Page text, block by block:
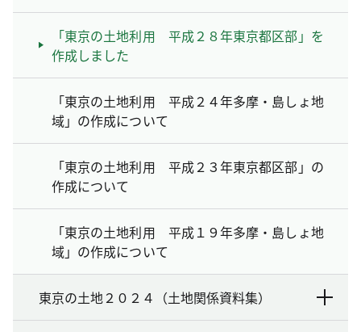
「東京の土地利用 平成２８年東京都区部」を
作成しました
「東京の土地利用 平成２４年多摩・島しょ地
域」の作成について
「東京の土地利用 平成２３年東京都区部」の
作成について
「東京の土地利用 平成１９年多摩・島しょ地
域」の作成について
東京の土地２０２４（土地関係資料集）